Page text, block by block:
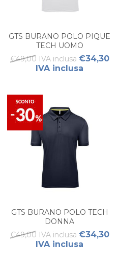
GTS BURANO POLO PIQUE
TECH UOMO
€49,00 IVA inclusa €34,30
IVA inclusa
GTS BURANO POLO TECH
DONNA
€49,00 IVA inclusa €34,30
IVA inclusa